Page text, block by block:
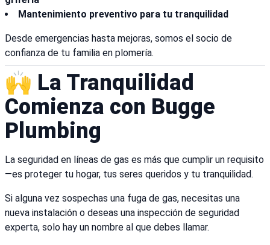
Mantenimiento preventivo para tu tranquilidad
Desde emergencias hasta mejoras, somos el socio de
confianza de tu familia en plomería.
🙌 La Tranquilidad
Comienza con Bugge
Plumbing
La seguridad en líneas de gas es más que cumplir un requisito
—es proteger tu hogar, tus seres queridos y tu tranquilidad.
Si alguna vez sospechas una fuga de gas, necesitas una
nueva instalación o deseas una inspección de seguridad
experta, solo hay un nombre al que debes llamar.